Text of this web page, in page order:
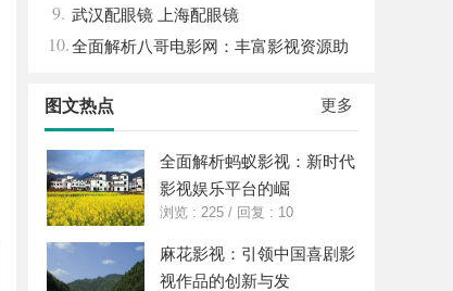
9. 武汉配眼镜 上海配眼镜
10.全面解析八哥电影网：丰富影视资源助
更多
图文热点
全面解析蚂蚁影视：新时代
影视娱乐平台的崛
浏览 : 225 / 回复 : 10
麻花影视：引领中国喜剧影
视作品的创新与发